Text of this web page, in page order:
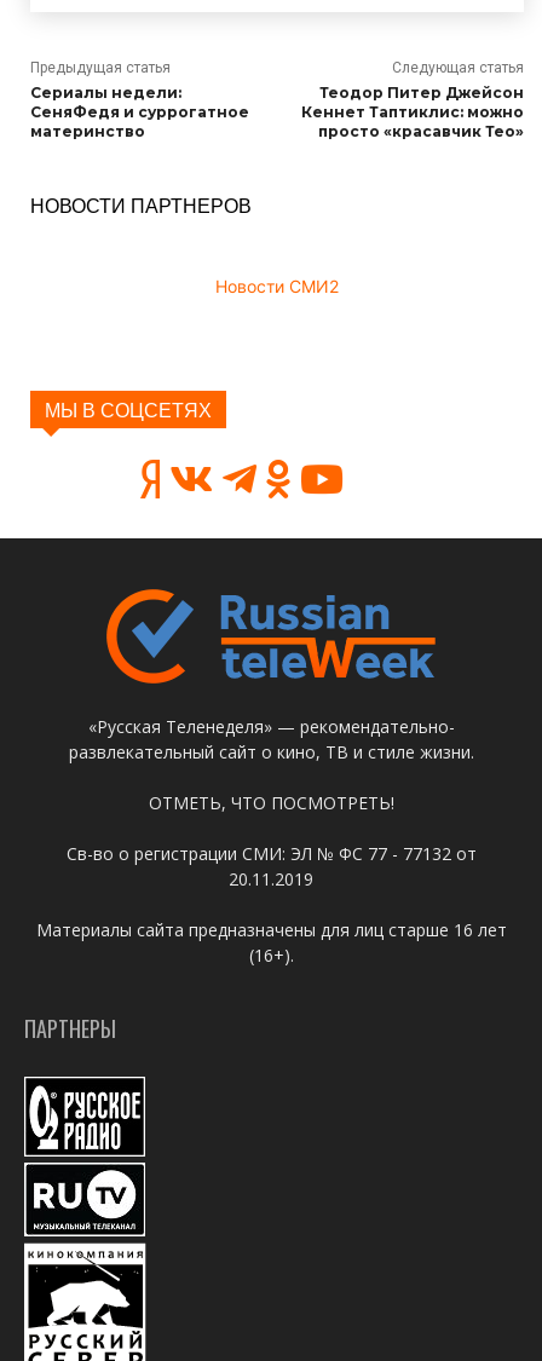
Предыдущая статья
Сериалы недели:
СеняФедя и суррогатное
материнство
Следующая статья
Теодор Питер Джейсон
Кеннет Таптиклис: можно
просто «красавчик Тео»
НОВОСТИ ПАРТНЕРОВ
Новости СМИ2
МЫ В СОЦСЕТЯХ
«Русская Теленеделя» — рекомендательно-
развлекательный сайт о кино, ТВ и стиле жизни.
ОТМЕТЬ, ЧТО ПОСМОТРЕТЬ!
Св-во о регистрации СМИ: ЭЛ № ФС 77 - 77132 от
20.11.2019
Материалы сайта предназначены для лиц старше 16 лет
(16+).
ПАРТНЕРЫ